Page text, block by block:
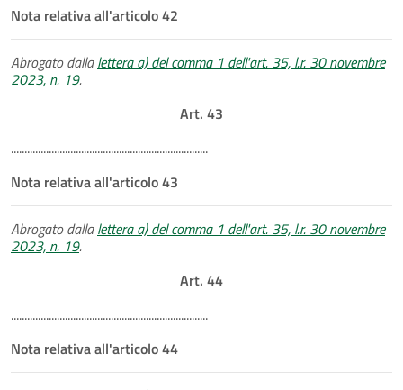
Nota relativa all'articolo 42
Abrogato dallalettera a) del comma 1 dell'art. 35, l.r. 30 novembre
2023, n. 19.
Art. 43
.........................................................................
Nota relativa all'articolo 43
Abrogato dallalettera a) del comma 1 dell'art. 35, l.r. 30 novembre
2023, n. 19.
Art. 44
.........................................................................
Nota relativa all'articolo 44